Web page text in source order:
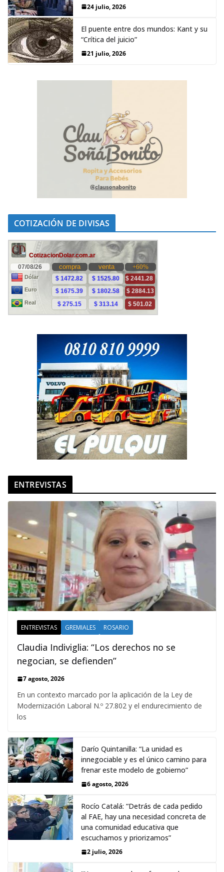
24 julio, 2026
El puente entre dos mundos: Kant y su
“Crítica del juicio”
21 julio, 2026
COTIZACIÓN DE DIVISAS
ENTREVISTAS
ENTREVISTAS GREMIALES ROSARIO
Claudia Indiviglia: “Los derechos no se
negocian, se defienden”
7 agosto, 2026
En un contexto marcado por la aplicación de la Ley de
Modernización Laboral N.º 27.802 y el endurecimiento de
los
Darío Quintanilla: “La unidad es
innegociable y es el único camino para
frenar este modelo de gobierno”
6 agosto, 2026
Rocío Catalá: “Detrás de cada pedido
al FAE, hay una necesidad concreta de
una comunidad educativa que
escuchamos y priorizamos”
2 julio, 2026